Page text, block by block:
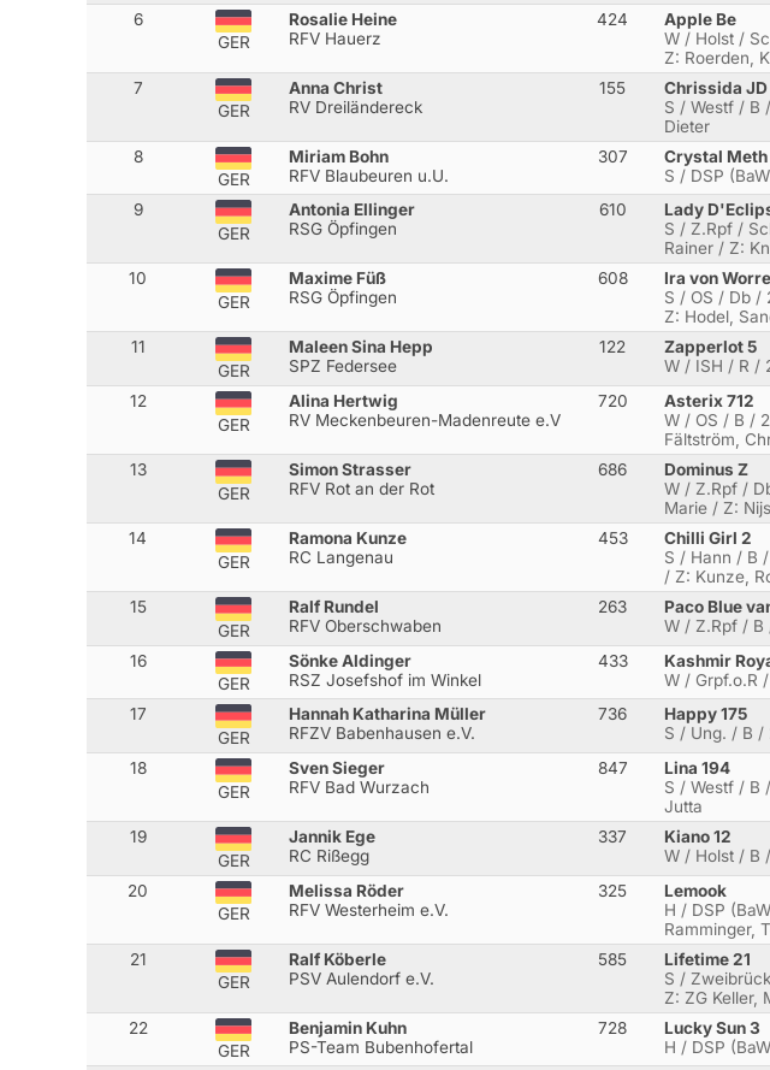
6
GER
Rosalie Heine
RFV Hauerz
424
Apple Be
W / Holst /
Z: Roerden,
7
GER
Anna Christ
RV Dreiländereck
155
Chrissida JD
S / Westf / B
Dieter
8
GER
Miriam Bohn
RFV Blaubeuren u.U.
307
Crystal Meth
S / DSP
9
GER
Antonia Ellinger
RSG Öpfingen
610
Lady
S / Z.Rpf /
Rainer / Z:
10
GER
Maxime Füß
RSG Öpfingen
608
Ira von
S / OS / Db /
Z: Hodel,
11
GER
Maleen Sina Hepp
SPZ Federsee
122
Zapperlot 5
W / ISH / R /
12
GER
Alina Hertwig
RV Meckenbeuren-Madenreute e.V
720
Asterix 712
W / OS / B /
Fältström,
13
GER
Simon Strasser
RFV Rot an der Rot
686
Dominus Z
W / Z.Rpf /
Marie / Z:
14
GER
Ramona Kunze
RC Langenau
453
Chilli Girl 2
S / Hann / B
/ Z: Kunze,
15
GER
Ralf Rundel
RFV Oberschwaben
263
Paco Blue
W / Z.Rpf / B
16
GER
Sönke Aldinger
RSZ Josefshof im Winkel
433
Kashmir
W / Grpf.o.R
17
GER
Hannah Katharina Müller
RFZV Babenhausen e.V.
736
Happy 175
S / Ung. / B /
18
GER
Sven Sieger
RFV Bad Wurzach
847
Lina 194
S / Westf / B
Jutta
19
GER
Jannik Ege
RC Rißegg
337
Kiano 12
W / Holst / B
20
GER
Melissa Röder
RFV Westerheim e.V.
325
Lemook
H / DSP
Ramminger,
21
GER
Ralf Köberle
PSV Aulendorf e.V.
585
Lifetime 21
S /
Z: ZG Keller,
22
GER
Benjamin Kuhn
PS-Team Bubenhofertal
728
Lucky Sun 3
H / DSP